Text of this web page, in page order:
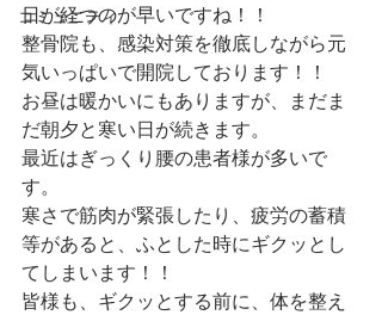
コミュニティ
日が経つのが早いですね！！
整骨院も、感染対策を徹底しながら元
気いっぱいで開院しております！！
お昼は暖かいにもありますが、まだま
だ朝夕と寒い日が続きます。
最近はぎっくり腰の患者様が多いで
す。
寒さで筋肉が緊張したり、疲労の蓄積
等があると、ふとした時にギクッとし
てしまいます！！
皆様も、ギクッとする前に、体を整え